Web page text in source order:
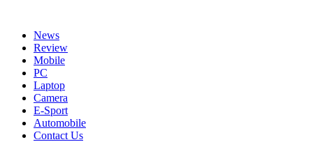
contentNews
Review
Mobile
PC
Laptop
Camera
E-Sport
Automobile
Contact Us